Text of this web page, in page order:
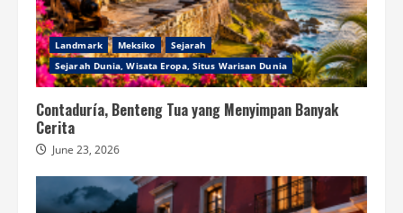
Landmark Meksiko
Sejarah
Sejarah Dunia, Wisata Eropa, Situs Warisan Dunia
Contaduría, Benteng Tua yang Menyimpan Banyak
Cerita
June 23, 2026